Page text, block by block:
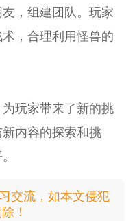
，组建团队。玩家
，合理利用怪兽的
玩家带来了新的挑
内容的探索和挑
交流，如本文侵犯
！